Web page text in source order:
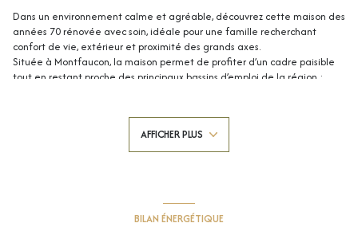
Dans un environnement calme et agréable, découvrez cette maison des
années 70 rénovée avec soin, idéale pour une famille recherchant
confort de vie, extérieur et proximité des grands axes.
Située à Montfaucon, la maison permet de profiter d’un cadre paisible
tout en restant proche des principaux bassins d’emploi de la région :
minutes, avec un accès rapide aux autoroutes A9 et A7.
La maison offre environ 97 m² habitables sur une parcelle de 431 m².
Au rez-de-chaussée, vous trouverez un hall d’entrée, une cuisine équipée
pleinement des extérieurs.
AFFICHER PLUS
BILAN ÉNERGÉTIQUE